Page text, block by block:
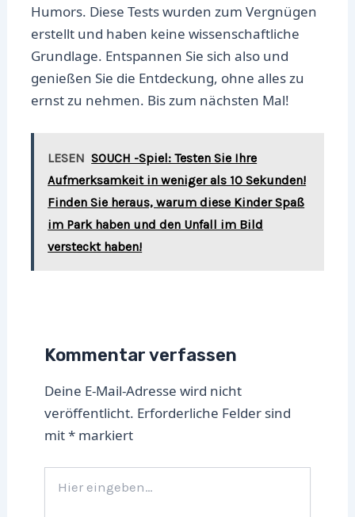
Humors. Diese Tests wurden zum Vergnügen
erstellt und haben keine wissenschaftliche
Grundlage. Entspannen Sie sich also und
genießen Sie die Entdeckung, ohne alles zu
ernst zu nehmen. Bis zum nächsten Mal!
LESEN SOUCH -Spiel: Testen Sie Ihre
Aufmerksamkeit in weniger als 10 Sekunden!
Finden Sie heraus, warum diese Kinder Spaß
im Park haben und den Unfall im Bild
versteckt haben!
Kommentar verfassen
Deine E-Mail-Adresse wird nicht
veröffentlicht. Erforderliche Felder sind
mit* markiert
eingeben…